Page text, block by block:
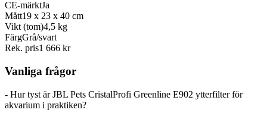
CE-märktJa
Mått19 x 23 x 40 cm
Vikt (tom)4,5 kg
FärgGrå/svart
Rek. pris1 666 kr
Vanliga frågor
- Hur tyst är JBL Pets CristalProfi Greenline E902 ytterfilter för
akvarium i praktiken?